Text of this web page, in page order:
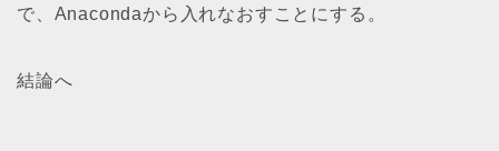
で、Anacondaから入れなおすことにする。
結論へ